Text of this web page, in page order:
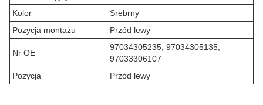
Kolor
Srebrny
Pozycja montażu
Przód lewy
Nr OE
97034305235, 97034305135,
97033306107
Pozycja
Przód lewy